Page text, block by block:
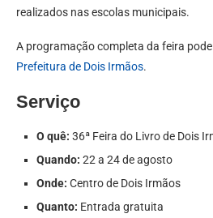
realizados nas escolas municipais.
A programação completa da feira
Prefeitura de Dois Irmãos.
Serviço
O quê: 36ª Feira do Livro de Dois
Quando: 22 a 24 de agosto
Onde: Centro de Dois Irmãos
Quanto: Entrada gratuita